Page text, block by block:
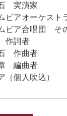
実演家
ビアオーケス
ビア合唱団 そ
作詞者
作曲者
編曲者
（個人吹込）